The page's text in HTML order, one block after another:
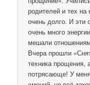
родителей и тех на
очень долго. И эти
очень много
мешали
Вчера прошли
техника прощения,
потрясающе! У